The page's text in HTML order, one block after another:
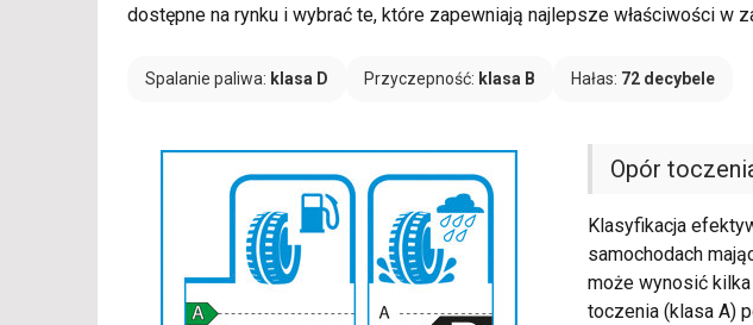
dostępne na rynku i wybrać te, które zapewniają najlepsze właściwości
Spalanie paliwa: klasa D Przyczepność: klasa B Hałas: 72 decybele
Opór
Klasyfikacja
samochodach
może wynosić
toczenia (klasa A)